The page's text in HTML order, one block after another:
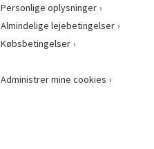
Personlige oplysninger
Almindelige lejebetingelser
Købsbetingelser
Administrer mine cookies